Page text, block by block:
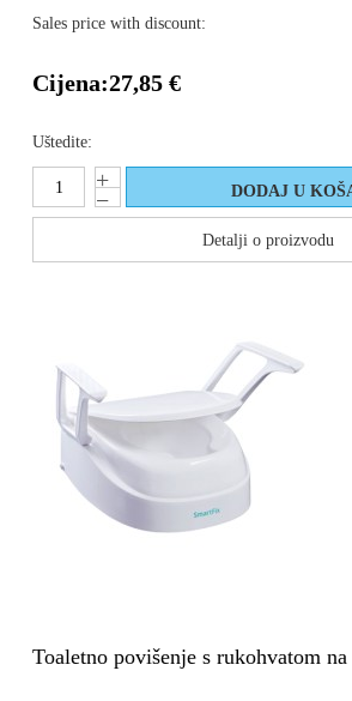
Sales price with discount:
Cijena:27,85 €
Uštedite:
Detalji o proizvodu
Toaletno povišenje s rukohvatom